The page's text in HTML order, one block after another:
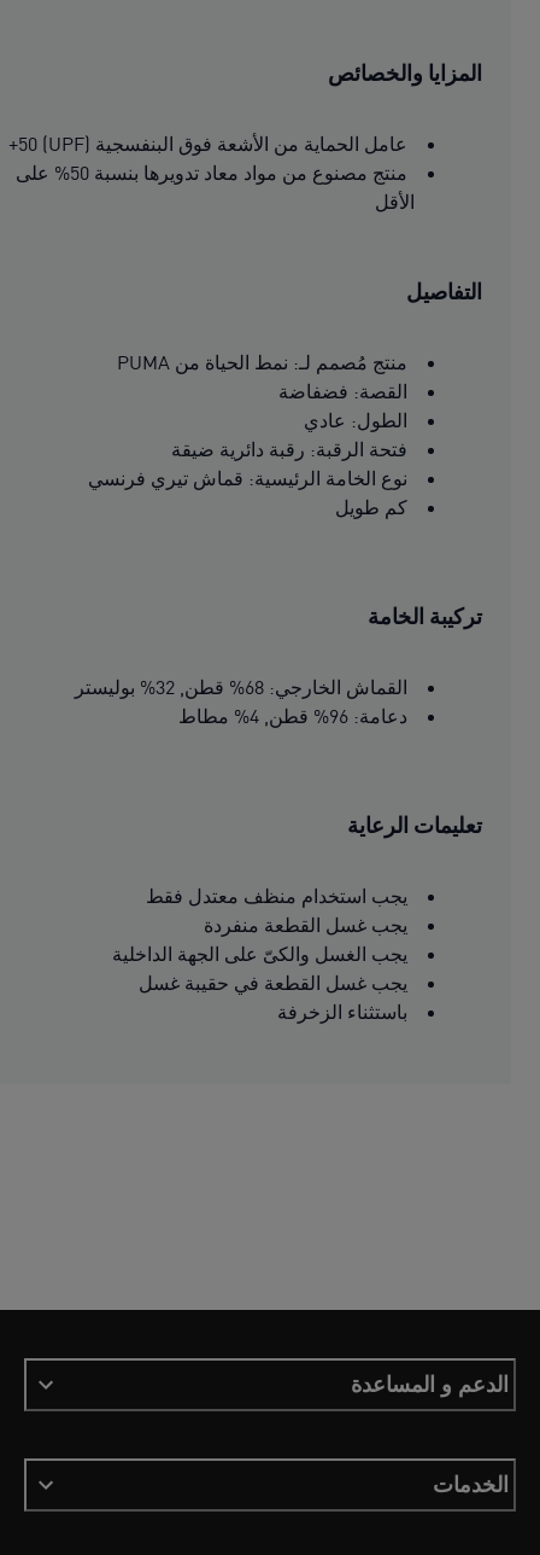
المزايا والخصائص
عامل الحماية من الأشعة فوق البنفسجية (UPF) 50+
منتج مصنوع من مواد معاد تدويرها بنسبة 50% على
الأقل
التفاصيل
منتج مُصمم لـ: نمط الحياة من PUMA
القصة: فضفاضة
الطول: عادي
فتحة الرقبة: رقبة دائرية ضيقة
نوع الخامة الرئيسية: قماش تيري فرنسي
كم طويل
تركيبة الخامة
القماش الخارجي: 68% قطن, 32% بوليستر
دعامة: 96% قطن, 4% مطاط
تعليمات الرعاية
يجب استخدام منظف معتدل فقط
يجب غسل القطعة منفردة
يجب الغسل والكىّ على الجهة الداخلية
يجب غسل القطعة في حقيبة غسل
باستثناء الزخرفة
الدعم و المساعدة
الخدمات